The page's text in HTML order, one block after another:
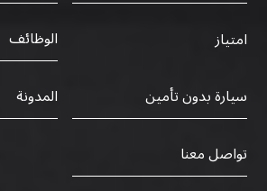
امتياز
الوظائف
سيارة بدون تأمين
المدونة
تواصل معنا